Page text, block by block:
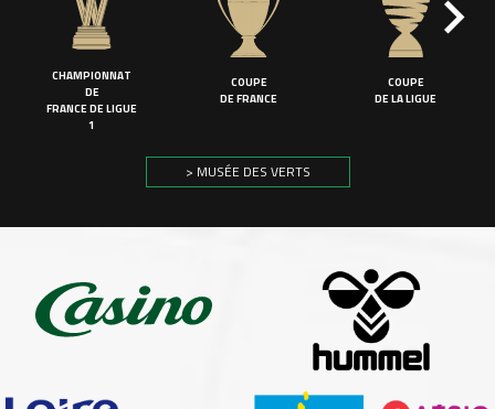
CHAMPIONNAT
DE
FRANCE DE LIGUE
1
COUPE
DE FRANCE
COUPE
DE LA LIGUE
> MUSÉE DES VERTS